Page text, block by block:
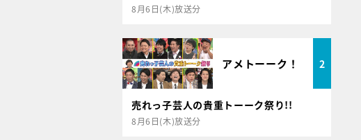
8月6日(木)放送分
アメトーーク！ 2
売れっ子芸人の貴重トーーク祭り!!
8月6日(木)放送分